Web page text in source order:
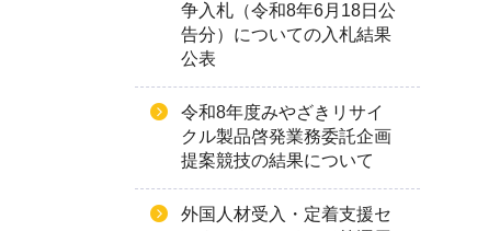
争入札（令和8年6月18日公
告分）についての入札結果
公表
令和8年度みやざきリサイ
クル製品啓発業務委託企画
提案競技の結果について
外国人材受入・定着支援セ